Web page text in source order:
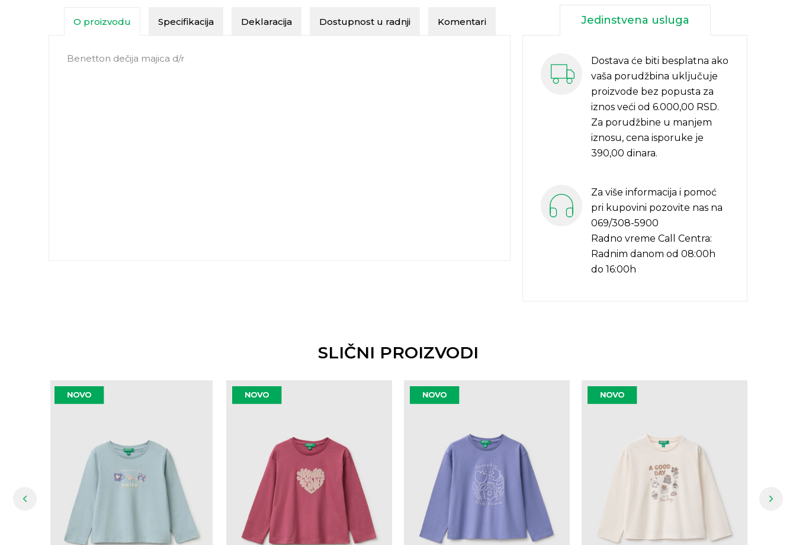
O proizvodu Specifikacija Deklaracija Dostupnost u radnji Komentari
Benetton dečija majica d/r
Jedinstvena usluga
Dostava će biti besplatna ako
vaša porudžbina uključuje
proizvode bez popusta za
iznos veći od 6.000,00 RSD.
Za porudžbine u manjem
iznosu, cena isporuke je
390,00 dinara.
Za više informacija i pomoć
pri kupovini pozovite nas na
069/308-5900
Radno vreme Call Centra:
Radnim danom od 08:00h
do 16:00h
SLIČNI PROIZVODI